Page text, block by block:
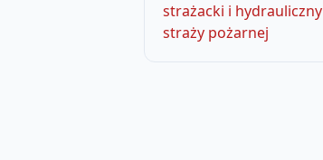
strażacki i hydrauliczny
straży pożarnej